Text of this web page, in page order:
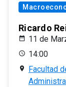
Ricardo
11 de
14:00
Facultad